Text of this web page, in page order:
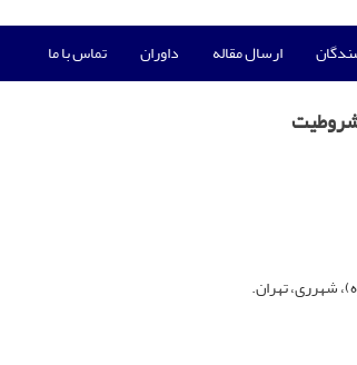
ارسال مقاله داوران تماس با ما
شهرری، تهران.